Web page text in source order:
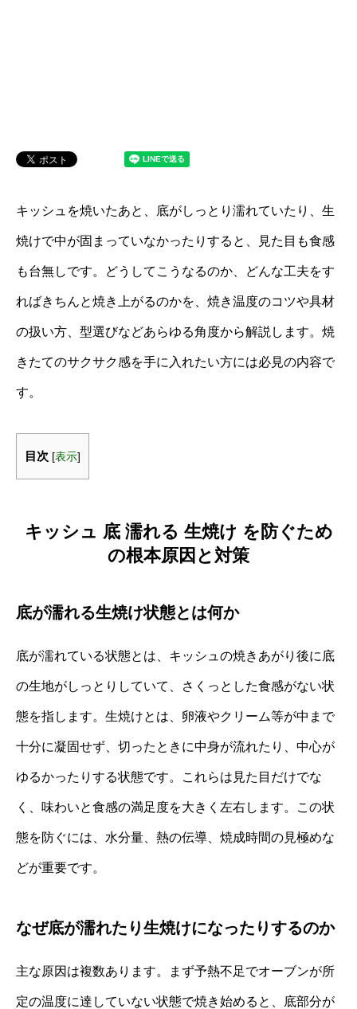
キッシュを焼いたあと、底がしっとり濡れていたり、生
焼けで中が固まっていなかったりすると、見た目も食感
も台無しです。どうしてこうなるのか、どんな工夫をす
ればきちんと焼き上がるのかを、焼き温度のコツや具材
の扱い方、型選びなどあらゆる角度から解説します。焼
きたてのサクサク感を手に入れたい方には必見の内容で
す。
目次 [表示]
キッシュ 底 濡れる 生焼け を防ぐため
の根本原因と対策
底が濡れる生焼け状態とは何か
底が濡れている状態とは、キッシュの焼きあがり後に底
の生地がしっとりしていて、さくっとした食感がない状
態を指します。生焼けとは、卵液やクリーム等が中まで
十分に凝固せず、切ったときに中身が流れたり、中心が
ゆるかったりする状態です。これらは見た目だけでな
く、味わいと食感の満足度を大きく左右します。この状
態を防ぐには、水分量、熱の伝導、焼成時間の見極めな
どが重要です。
なぜ底が濡れたり生焼けになったりするのか
主な原因は複数あります。まず予熱不足でオーブンが所
定の温度に達していない状態で焼き始めると、底部分が